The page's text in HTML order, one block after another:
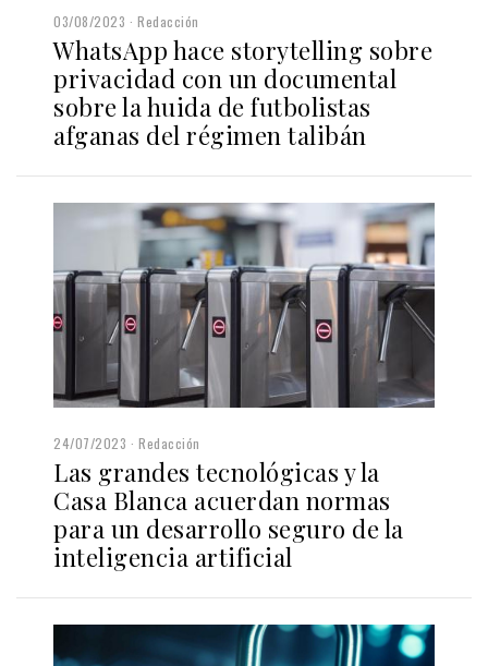
03/08/2023 Redacción
WhatsApp hace storytelling sobre
privacidad con un documental
sobre la huida de futbolistas
afganas del régimen talibán
24/07/2023 Redacción
Las grandes tecnológicas y la
Casa Blanca acuerdan normas
para un desarrollo seguro de la
inteligencia artificial